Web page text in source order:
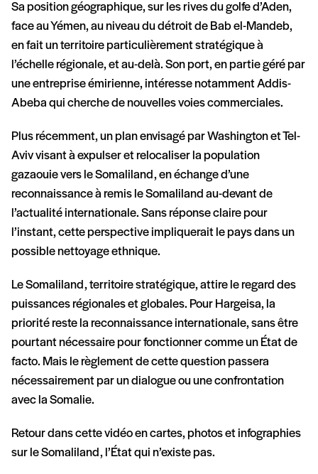
Sa position géographique, sur les rives du golfe d’Aden,
face au Yémen, au niveau du détroit de Bab el-Mandeb,
en fait un territoire particulièrement stratégique à
l’échelle régionale, et au-delà. Son port, en partie géré par
une entreprise émirienne, intéresse notamment Addis-
Abeba qui cherche de nouvelles voies commerciales.
Plus récemment, un plan envisagé par Washington et Tel-
Aviv visant à expulser et relocaliser la population
gazaouie vers le Somaliland, en échange d’une
reconnaissance à remis le Somaliland au-devant de
l’actualité internationale. Sans réponse claire pour
l’instant, cette perspective impliquerait le pays dans un
possible nettoyage ethnique.
Le Somaliland, territoire stratégique, attire le regard des
puissances régionales et globales. Pour Hargeisa, la
priorité reste la reconnaissance internationale, sans être
pourtant nécessaire pour fonctionner comme un État de
facto. Mais le règlement de cette question passera
nécessairement par un dialogue ou une confrontation
avec la Somalie.
Retour dans cette vidéo en cartes, photos et infographies
sur le Somaliland, l’État qui n’existe pas.